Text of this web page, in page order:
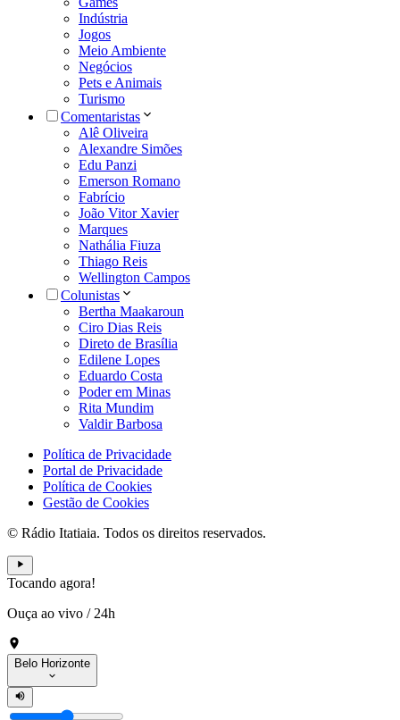
Indústria
Jogos
Meio Ambiente
Negócios
Pets e Animais
Turismo
Comentaristas
Alê Oliveira
Alexandre Simões
Edu Panzi
Emerson Romano
Fabrício
João Vitor Xavier
Marques
Nathália Fiuza
Thiago Reis
Wellington Campos
Colunistas
Bertha Maakaroun
Ciro Dias Reis
Direto de Brasília
Edilene Lopes
Eduardo Costa
Poder em Minas
Rita Mundim
Valdir Barbosa
Política de Privacidade
Portal de Privacidade
Política de Cookies
Gestão de Cookies
© Rádio Itatiaia. Todos os direitos reservados.
Tocando agora!
Ouça ao vivo / 24h
Belo Horizonte